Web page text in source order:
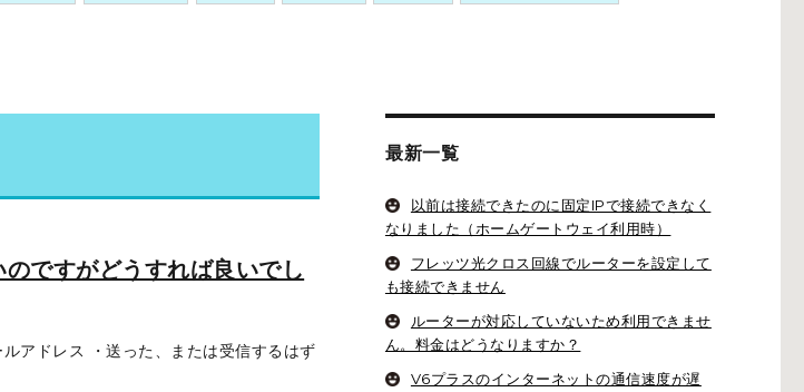
ですがどうすれば良いでし
アドレス ・送った、または受信するはず
最新一覧
以前は接続できたのに固定IPで接続できなく
なりました（ホームゲートウェイ利用時）
フレッツ光クロス回線でルーターを設定して
も接続できません
ルーターが対応していないため利用できませ
ん。料金はどうなりますか？
V6プラスのインターネットの通信速度が遅